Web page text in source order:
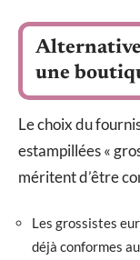
une
Le choix du
estampillées «
méritent d’être
Les grossistes
déjà conformes